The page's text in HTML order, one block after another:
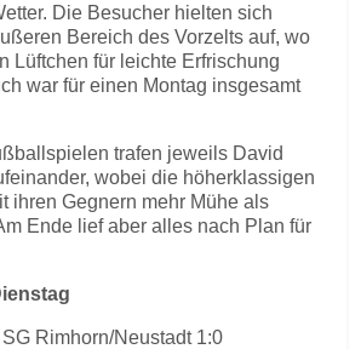
Die Besucher hielten sich
Bereich des Vorzelts auf, wo
Lüftchen für leichte Erfrischung
war für einen Montag insgesamt
trafen jeweils David
wobei die höherklassigen
ihren Gegnern mehr Mühe als
Ende lief aber alles nach Plan für
Rimhorn/Neustadt 1:0